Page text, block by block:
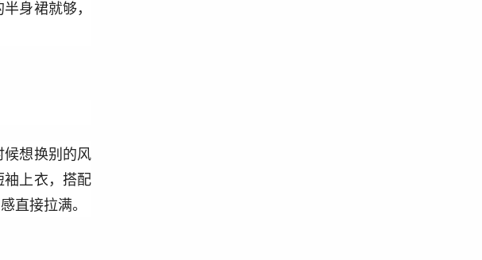
身裙就够，
想换别的风
上衣，搭配
直接拉满。